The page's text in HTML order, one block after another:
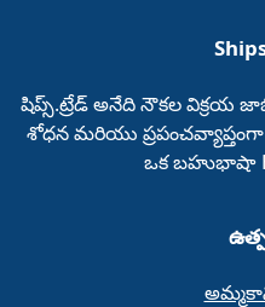
షిప్స్.ట్రేడ్‌ అనేది నౌకల విక్రయ
శోధన మరియు
ఒక బహుభాషా